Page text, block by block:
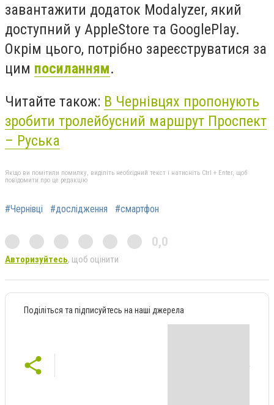
завантажити додаток Modalyzer, який
доступний у AppleStore та GooglePlay.
Окрім цього, потрібно зареєструватися за
цим посиланням.
Читайте також: В Чернівцях пропонують
зробити тролейбусний маршрут Проспект
– Руська
Якщо ви помітили помилку, виділіть необхідний текст і натисніть Ctrl + Enter, щоб
повідомити про це редакцію
#Чернівці #дослідження #смартфон
0,0
Авторизуйтесь, щоб оцінити
Поділіться та підписуйтесь на наші джерела